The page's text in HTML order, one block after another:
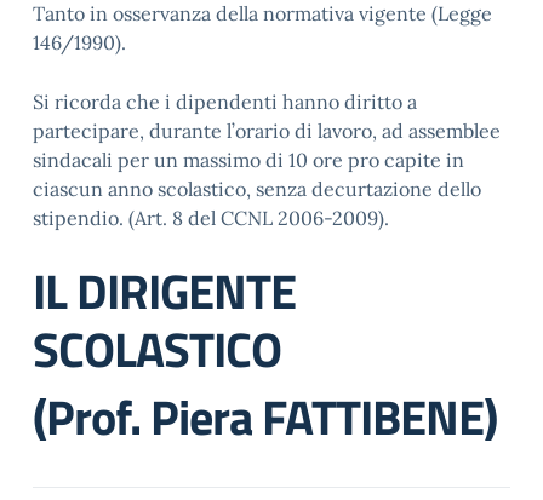
Tanto in osservanza della normativa vigente (Legge
146/1990).
Si ricorda che i dipendenti hanno diritto a
partecipare, durante l’orario di lavoro, ad assemblee
sindacali per un massimo di 10 ore pro capite in
ciascun anno scolastico, senza decurtazione dello
stipendio. (Art. 8 del CCNL 2006-2009).
IL DIRIGENTE
SCOLASTICO
(Prof. Piera FATTIBENE)